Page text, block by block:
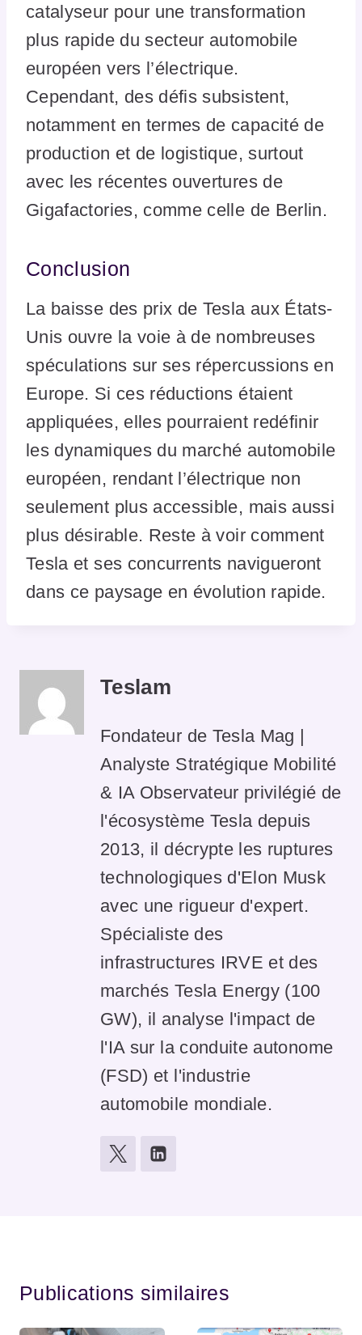
catalyseur pour une transformation
plus rapide du secteur automobile
européen vers l’électrique.
Cependant, des défis subsistent,
notamment en termes de capacité de
production et de logistique, surtout
avec les récentes ouvertures de
Gigafactories, comme celle de Berlin.
Conclusion
La baisse des prix de Tesla aux États-
Unis ouvre la voie à de nombreuses
spéculations sur ses répercussions en
Europe. Si ces réductions étaient
appliquées, elles pourraient redéfinir
les dynamiques du marché automobile
européen, rendant l’électrique non
seulement plus accessible, mais aussi
plus désirable. Reste à voir comment
Tesla et ses concurrents navigueront
dans ce paysage en évolution rapide.
Teslam
Fondateur de Tesla Mag |
Analyste Stratégique Mobilité
& IA Observateur privilégié de
l'écosystème Tesla depuis
2013, il décrypte les ruptures
technologiques d'Elon Musk
avec une rigueur d'expert.
Spécialiste des
infrastructures IRVE et des
marchés Tesla Energy (100
GW), il analyse l'impact de
l'IA sur la conduite autonome
(FSD) et l'industrie
automobile mondiale.
Publications similaires